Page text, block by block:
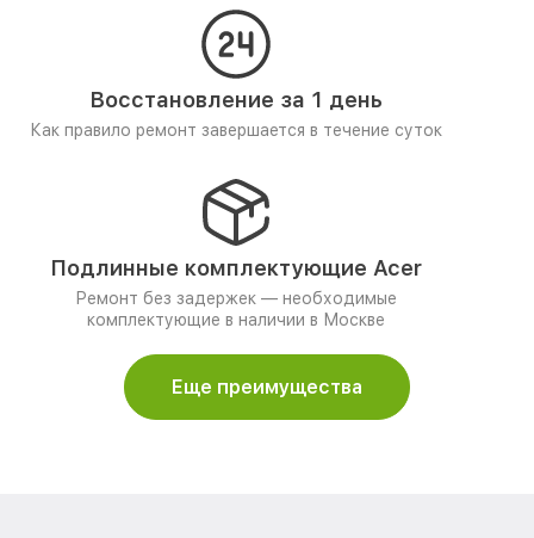
Восстановление за 1 день
Как правило ремонт завершается в течение суток
Подлинные комплектующие Acer
Ремонт без задержек — необходимые
комплектующие в наличии в Москве
Еще преимущества